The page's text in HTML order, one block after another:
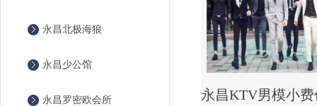
永昌北极海狼
永昌少公馆
永昌罗密欧会所